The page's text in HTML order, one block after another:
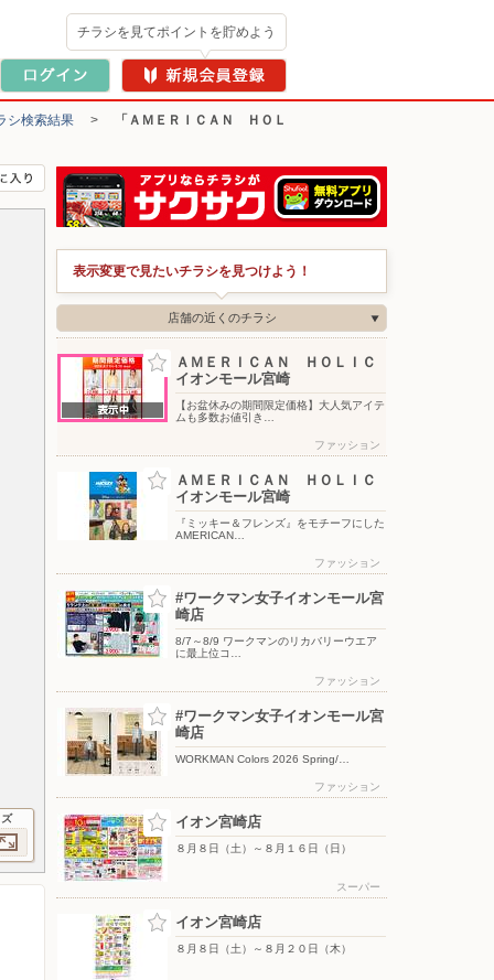
チラシを見てポイントを貯めよう
シ検索結果 >
「ＡＭＥＲＩＣＡＮ ＨＯＬ
表示変更で見たいチラシを見つけよう！
店舗の近くのチラシ
ＡＭＥＲＩＣＡＮ ＨＯＬＩＣ
イオンモール宮崎
【お盆休みの期間限定価格】大人気アイテ
ムも多数お値引き…
ファッション
ＡＭＥＲＩＣＡＮ ＨＯＬＩＣ
イオンモール宮崎
『ミッキー＆フレンズ』をモチーフにした
AMERICAN…
ファッション
#ワークマン女子イオンモール宮
崎店
8/7～8/9 ワークマンのリカバリーウエア
に最上位コ…
ファッション
#ワークマン女子イオンモール宮
崎店
WORKMAN Colors 2026 Spring/…
ファッション
イオン宮崎店
８月８日（土）～８月１６日（日）
スーパー
イオン宮崎店
８月８日（土）～８月２０日（木）